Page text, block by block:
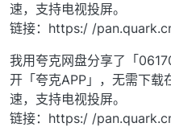
速，支持电视投屏。
链接：https:/ /
我用夸克网盘分享了「
开「夸克APP」，无需下载
速，支持电视投屏。
链接：https:/ /